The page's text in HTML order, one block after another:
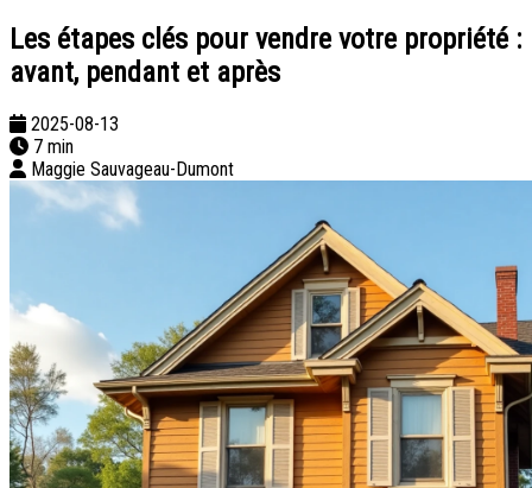
Les étapes clés pour vendre votre propriété :
avant, pendant et après
2025-08-13
7 min
Maggie Sauvageau-Dumont